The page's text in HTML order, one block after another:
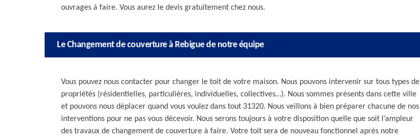
ouvrages à faire. Vous aurez le devis gratuitement chez nous.
Le Changement de couverture à Rebigue de notre équipe
Vous pouvez nous contacter pour changer le toit de votre maison. Nous pouvons intervenir sur tous types de
propriétés (résidentielles, particulières, individuelles, collectives…). Nous sommes présents dans cette ville
et pouvons nous déplacer quand vous voulez dans tout 31320. Nous veillons à bien préparer chacune de nos
interventions pour ne pas vous décevoir. Nous serons toujours à votre disposition quelle que soit l’ampleur
des travaux de changement de couverture à faire. Votre toit sera de nouveau fonctionnel après notre